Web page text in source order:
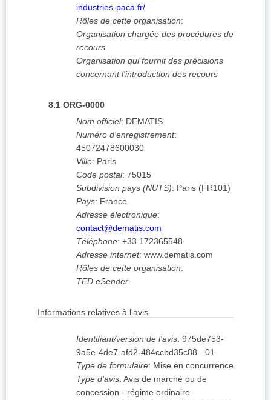
industries-paca.fr/
Rôles de cette organisation:
Organisation chargée des procédures de
recours
Organisation qui fournit des précisions
concernant l'introduction des recours
8.1 ORG-0000
Nom officiel: DEMATIS
Numéro d'enregistrement:
45072478600030
Ville: Paris
Code postal: 75015
Subdivision pays (NUTS): Paris (FR101)
Pays: France
Adresse électronique:
contact@dematis.com
Téléphone: +33 172365548
Adresse internet: www.dematis.com
Rôles de cette organisation:
TED eSender
Informations relatives à l'avis
Identifiant/version de l'avis: 975de753-
9a5e-4de7-afd2-484ccbd35c88 - 01
Type de formulaire: Mise en concurrence
Type d'avis: Avis de marché ou de
concession - régime ordinaire